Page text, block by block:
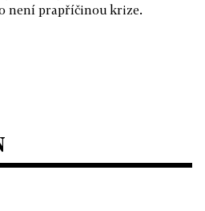
není prapříčinou krize.